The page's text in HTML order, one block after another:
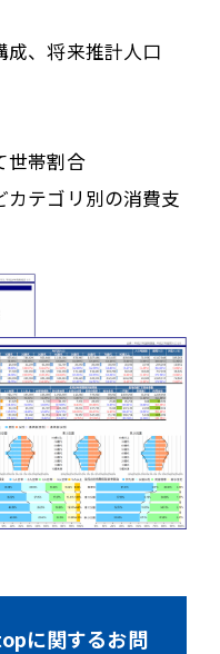
成、将来推計人口
世帯割合
カテゴリ別の消費支
に関するお問